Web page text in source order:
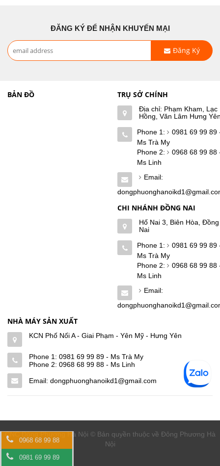
0968 68 99 88
0981 69 99 89
ĐĂNG KÝ ĐỂ NHẬN KHUYẾN MẠI
Đăng Ký
BẢN ĐỒ TRỤ SỞ CHÍNH
Địa chỉ: Phạm Kham, Lạc
Hồng, Văn Lâm Hưng
Phone 1:
0981 69 99 89
Ms Trà My
Phone 2:
0968 68 99 88
Ms Linh
Email:
CHI NHÁNH ĐỒNG NAI
Hố Nai 3, Biên Hòa, Đồng
Nai
Phone 1:
0981 69 99 89
Ms Trà My
Phone 2:
0968 68 99 88
Ms Linh
Email:
NHÀ MÁY SẢN XUẤT
KCN Phố Nối A - Giai Phạm - Yên Mỹ - Hưng Yên
Phone 1: 0981 69 99 89 - Ms Trà My
Phone 2: 0968 68 99 88 - Ms Linh
Email: dongphuonghanoikd1@gmail.com
CNC Đông Phương Hà Nội © Bản quyền thuộc về Đông Phương Hà
Nội